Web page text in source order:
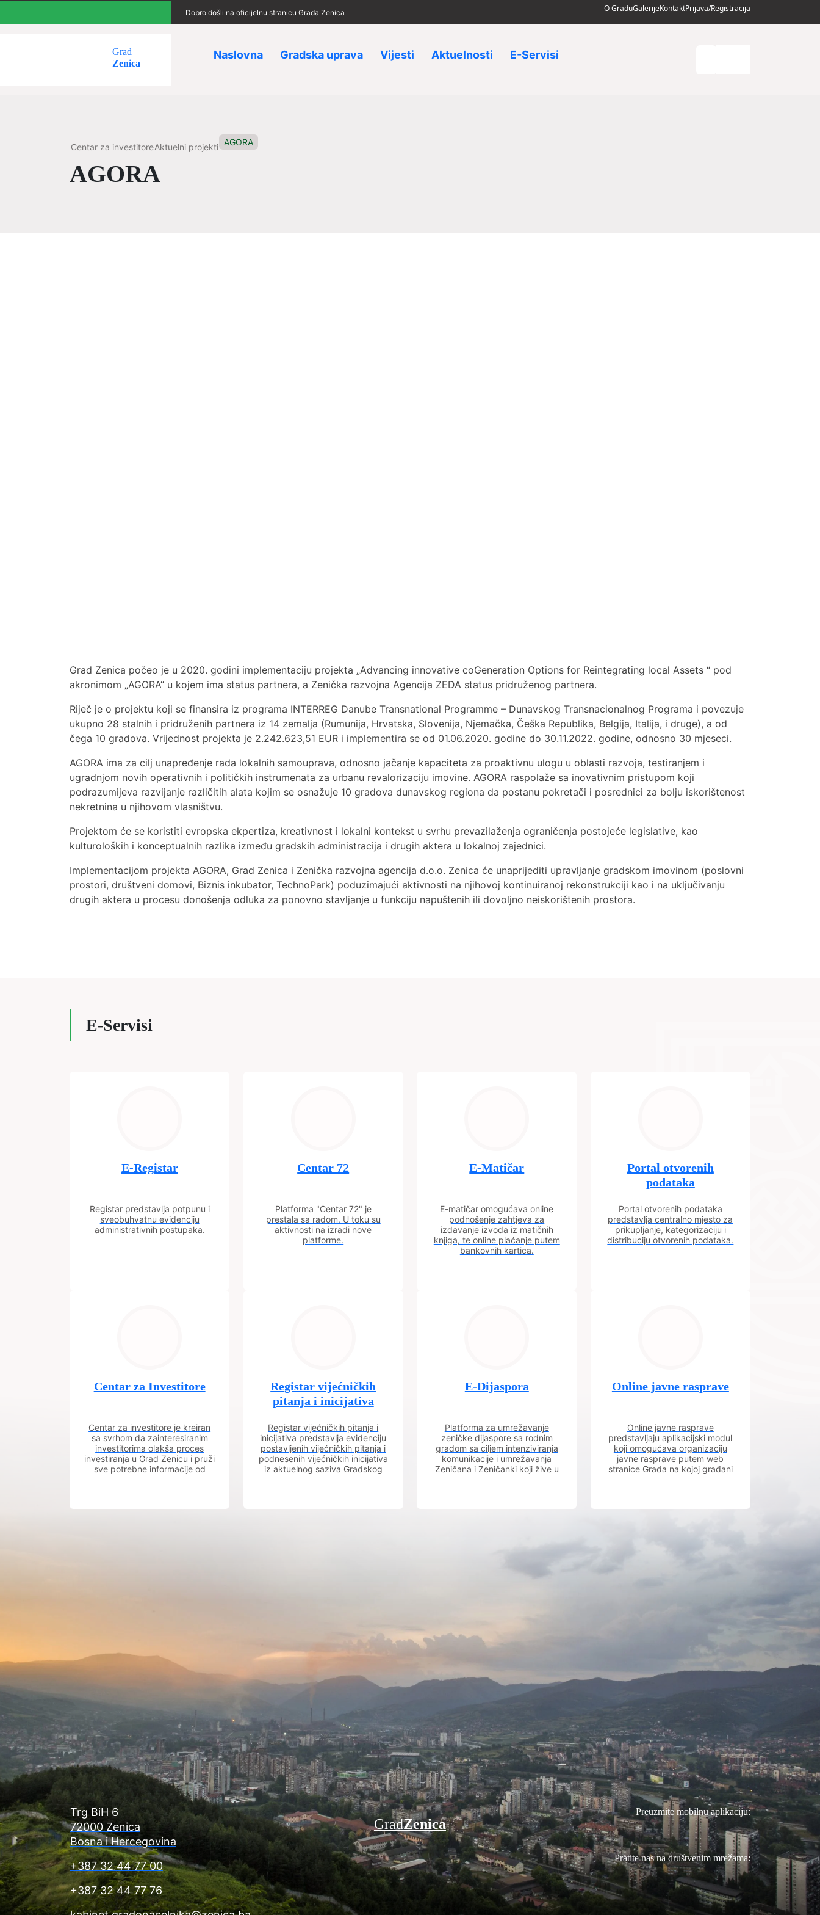
Dobro došli na oficijelnu stranicu Grada Zenica O GraduGalerijeKontaktPrijava/Registracija
Grad
Zenica
Naslovna Gradska uprava Vijesti Aktuelnosti E-Servisi
Centar za investitoreAktuelni projekti AGORA
AGORA
Grad Zenica počeo je u 2020. godini implementaciju projekta „Advancing innovative coGeneration Options for Reintegrating local Assets “ pod
akronimom „AGORA“ u kojem ima status partnera, a Zenička razvojna Agencija ZEDA status pridruženog partnera.
Riječ je o projektu koji se finansira iz programa INTERREG Danube Transnational Programme – Dunavskog Transnacionalnog Programa i povezuje
ukupno 28 stalnih i pridruženih partnera iz 14 zemalja (Rumunija, Hrvatska, Slovenija, Njemačka, Češka Republika, Belgija, Italija, i druge), a od
čega 10 gradova. Vrijednost projekta je 2.242.623,51 EUR i implementira se od 01.06.2020. godine do 30.11.2022. godine, odnosno 30 mjeseci.
AGORA ima za cilj unapređenje rada lokalnih samouprava, odnosno jačanje kapaciteta za proaktivnu ulogu u oblasti razvoja, testiranjem i
ugradnjom novih operativnih i političkih instrumenata za urbanu revalorizaciju imovine. AGORA raspolaže sa inovativnim pristupom koji
podrazumijeva razvijanje različitih alata kojim se osnažuje 10 gradova dunavskog regiona da postanu pokretači i posrednici za bolju iskorištenost
nekretnina u njihovom vlasništvu.
Projektom će se koristiti evropska ekpertiza, kreativnost i lokalni kontekst u svrhu prevazilaženja ograničenja postojeće legislative, kao
kulturoloških i konceptualnih razlika između gradskih administracija i drugih aktera u lokalnoj zajednici.
Implementacijom projekta AGORA, Grad Zenica i Zenička razvojna agencija d.o.o. Zenica će unaprijediti upravljanje gradskom imovinom (poslovni
prostori, društveni domovi, Biznis inkubator, TechnoPark) poduzimajući aktivnosti na njihovoj kontinuiranoj rekonstrukciji kao i na uključivanju
drugih aktera u procesu donošenja odluka za ponovno stavljanje u funkciju napuštenih ili dovoljno neiskorištenih prostora.
E-Servisi
E-Registar
Registar predstavlja potpunu i
sveobuhvatnu evidenciju
administrativnih postupaka.
Centar 72
Platforma "Centar 72" je
prestala sa radom. U toku su
aktivnosti na izradi nove
platforme.
E-Matičar
E-matičar omogućava online
podnošenje zahtjeva za
izdavanje izvoda iz matičnih
knjiga, te online plaćanje putem
bankovnih kartica.
Portal otvorenih
podataka
Portal otvorenih podataka
predstavlja centralno mjesto za
prikupljanje, kategorizaciju i
distribuciju otvorenih podataka.
Centar za Investitore
Centar za investitore je kreiran
sa svrhom da zainteresiranim
investitorima olakša proces
investiranja u Grad Zenicu i pruži
sve potrebne informacije od
Registar vijećničkih
pitanja i inicijativa
Registar vijećničkih pitanja i
inicijativa predstavlja evidenciju
postavljenih vijećničkih pitanja i
podnesenih vijećničkih inicijativa
iz aktuelnog saziva Gradskog
E-Dijaspora
Platforma za umrežavanje
zeničke dijaspore sa rodnim
gradom sa ciljem intenziviranja
komunikacije i umrežavanja
Zeničana i Zeničanki koji žive u
Online javne rasprave
Online javne rasprave
predstavljaju aplikacijski modul
koji omogućava organizaciju
javne rasprave putem web
stranice Grada na kojoj građani
Trg BiH 6
72000 Zenica
Bosna i Hercegovina
+387 32 44 77 00
+387 32 44 77 76
GradZenica
Preuzmite mobilnu aplikaciju:
Pratite nas na društvenim mrežama: